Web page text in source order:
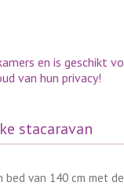
en is geschikt
van hun privacy!
stacaravan
van 140 cm met